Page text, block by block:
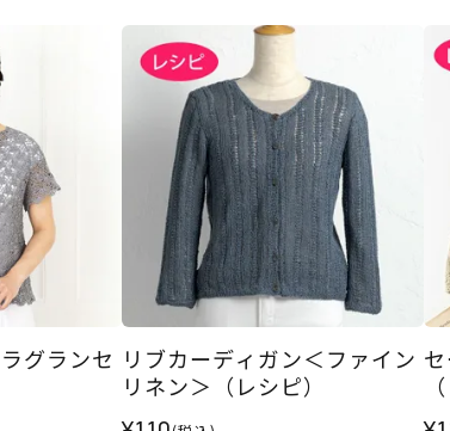
グランセ リブカーディガン＜ファイン
リネン＞（レシピ）